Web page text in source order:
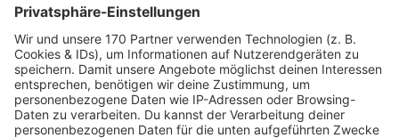
ECTS, Prüfungsform, Inhalte
Voraussetzungen und Lernziele
Das Modulhandbuch zeigt diralle Bausteine
die dein Studium anbietet.